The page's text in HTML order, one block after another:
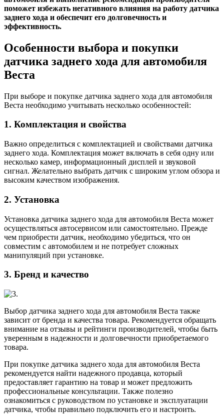
поможет избежать негативного влияния на работу датчика
заднего хода и обеспечит его долговечность и
эффективность.
Особенности выбора и покупки
датчика заднего хода для автомобиля
Веста
При выборе и покупке датчика заднего хода для автомобиля
Веста необходимо учитывать несколько особенностей:
1. Комплектация и свойства
Важно определиться с комплектацией и свойствами датчика
заднего хода. Комплектация может включать в себя одну или
несколько камер, информационный дисплей и звуковой
сигнал. Желательно выбрать датчик с широким углом обзора и
высоким качеством изображения.
2. Установка
Установка датчика заднего хода для автомобиля Веста может
осуществляться автосервисом или самостоятельно. Прежде
чем приобрести датчик, необходимо убедиться, что он
совместим с автомобилем и не потребует сложных
манипуляций при установке.
3. Бренд и качество
Выбор датчика заднего хода для автомобиля Веста также
зависит от бренда и качества товара. Рекомендуется обращать
внимание на отзывы и рейтинги производителей, чтобы быть
уверенным в надежности и долговечности приобретаемого
товара.
При покупке датчика заднего хода для автомобиля Веста
рекомендуется найти надежного продавца, который
предоставляет гарантию на товар и может предложить
профессиональные консультации. Также полезно
ознакомиться с руководством по установке и эксплуатации
датчика, чтобы правильно подключить его и настроить.